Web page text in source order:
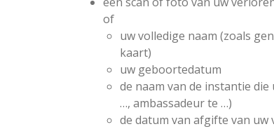
of
uw volledige naam (zoals
kaart)
uw geboortedatum
de naam van de instantie
…, ambassadeur te …)
de datum van afgifte van